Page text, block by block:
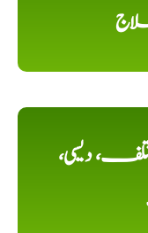
دیسی،